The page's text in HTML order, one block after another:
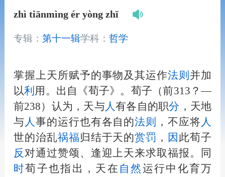
zhì tiānmìng ér yòng zhī
专辑： 第十一辑学科： 哲学
掌握上天所赋予的事物及其运作法则 并加
以利 用。出自《荀子》。荀子（前313？—
前238）认为，天与人有各自的职分 ，天地
与 人 事的运行也有各自的法则 ，不应将 人
世的治乱祸福归结于天的赏罚 ， 因 此荀子
反 对通过赞颂、逢迎上天来求取福报。同
时荀子也指出，天在 自然运行中化育万